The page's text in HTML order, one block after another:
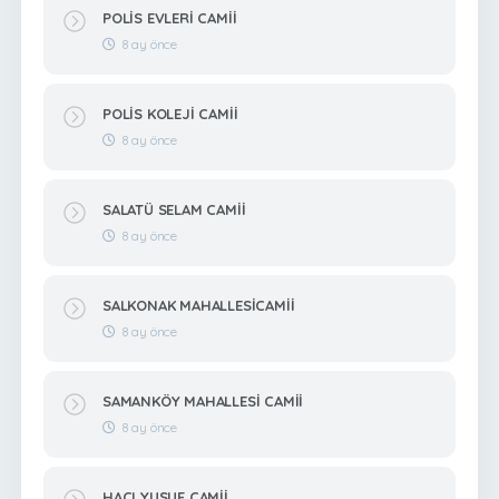
POLİS EVLERİ CAMİİ
8 ay önce
POLİS KOLEJİ CAMİİ
8 ay önce
SALATÜ SELAM CAMİİ
8 ay önce
SALKONAK MAHALLESİCAMİİ
8 ay önce
SAMANKÖY MAHALLESİ CAMİİ
8 ay önce